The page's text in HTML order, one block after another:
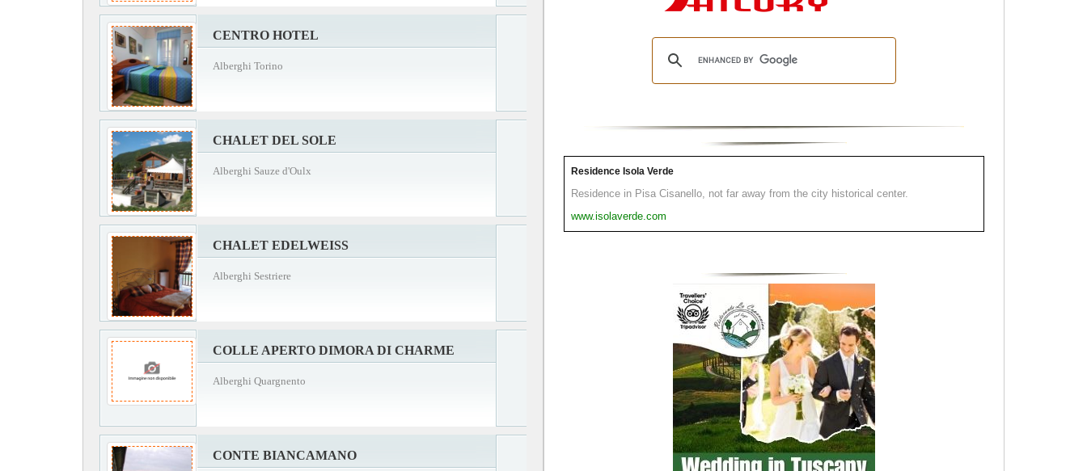
CENTRO HOTEL
Alberghi Torino
CHALET DEL SOLE
Alberghi Sauze d'Oulx
CHALET EDELWEISS
Alberghi Sestriere
COLLE APERTO DIMORA DI CHARME
Alberghi Quargnento
CONTE BIANCAMANO
Residence Isola Verde
Residence in Pisa Cisanello, not far away from the city historical center.
www.isolaverde.com